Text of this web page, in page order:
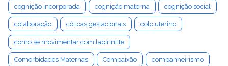
cognição incorporada cognição materna cognição social
colaboração cólicas gestacionais colo uterino
como se movimentar com labirintite
Comorbidades Maternas Compaixão companheirismo